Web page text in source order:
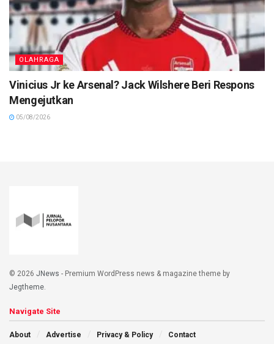
OLAHRAGA
Vinicius Jr ke Arsenal? Jack Wilshere Beri Respons
Mengejutkan
05/08/2026
© 2026 JNews - Premium WordPress news & magazine theme by
Jegtheme.
Navigate Site
About Advertise Privacy & Policy Contact